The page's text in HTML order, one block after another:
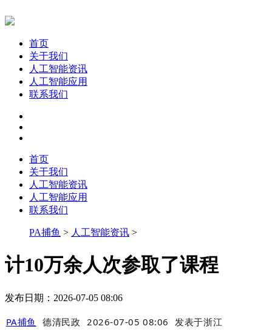
首页
关于我们
人工智能资讯
人工智能应用
联系我们
首页
关于我们
人工智能资讯
人工智能应用
联系我们
PA捕鱼 > 人工智能资讯 >
计10万余人次参取了课程
发布日期：2026-07-05 08:06
PA捕鱼 德清民政 2026-07-05 08:06 发表于浙江